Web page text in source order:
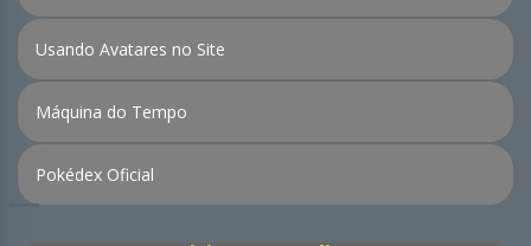
Usando Avatares no Site
Máquina do Tempo
Pokédex Oficial